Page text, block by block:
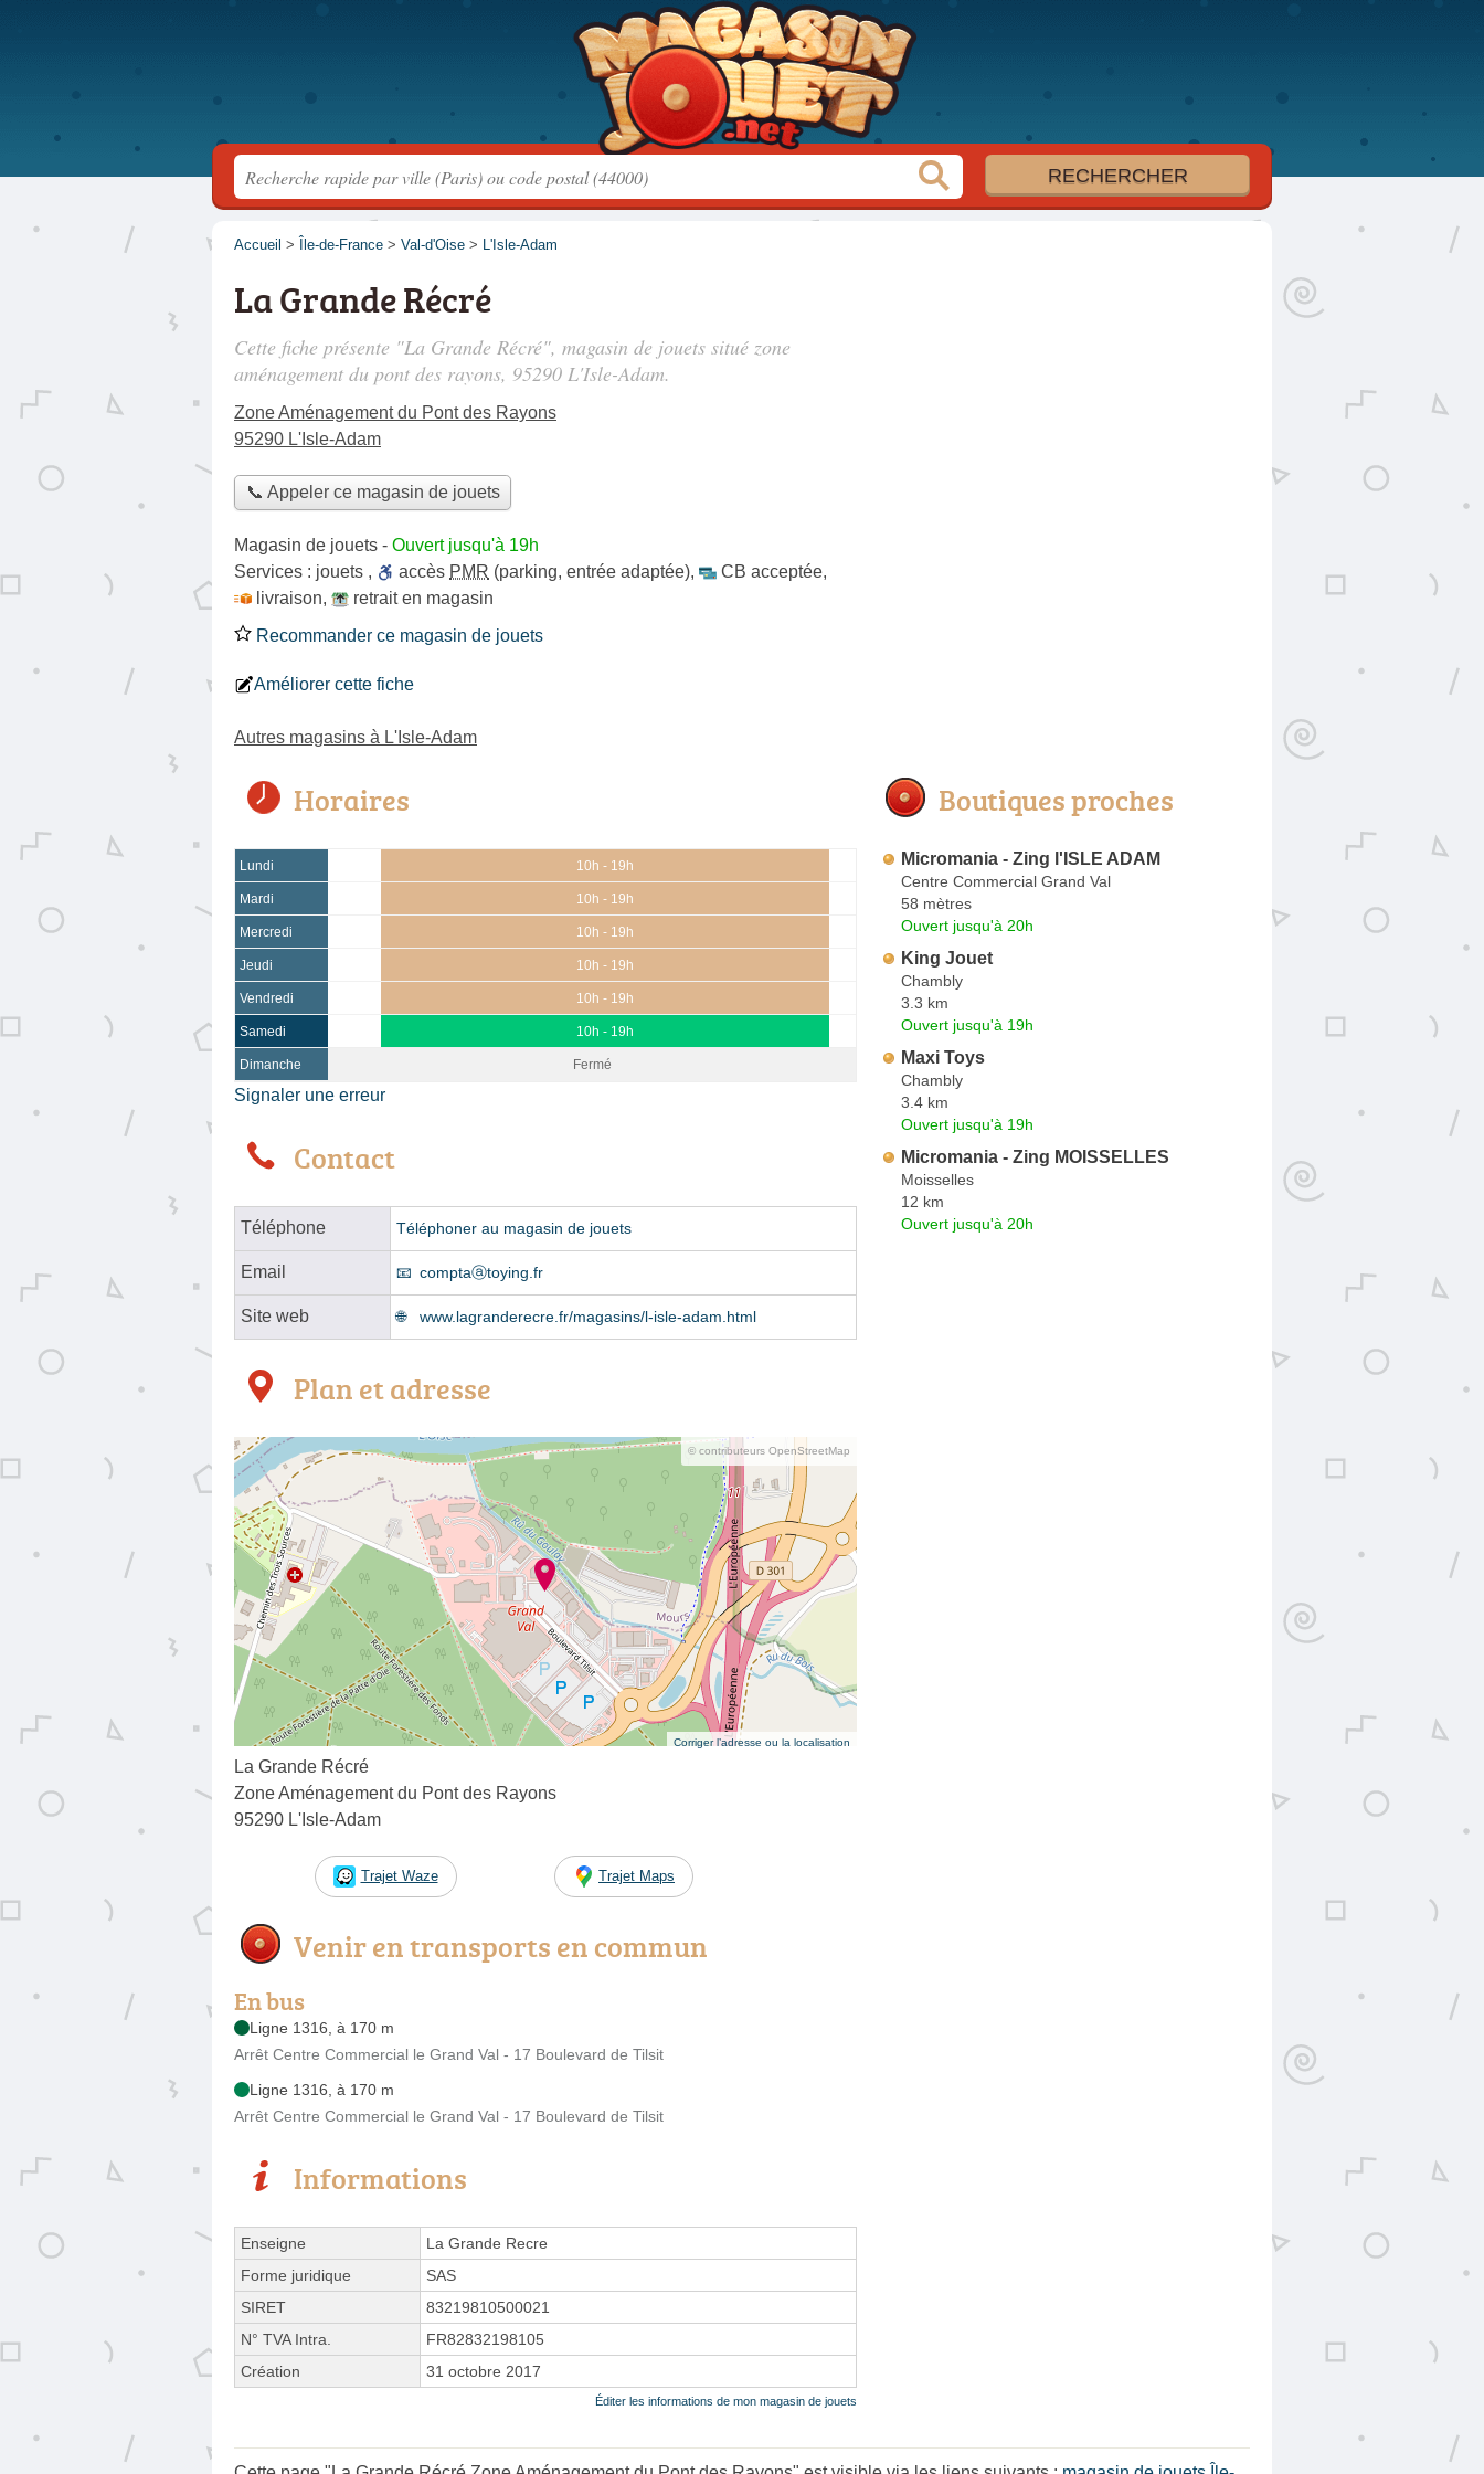
Accueil > Île-de-France > Val-d'Oise > L'Isle-Adam
La Grande Récré
Cette fiche présente "La Grande Récré", magasin de jouets situé zone
aménagement du pont des rayons, 95290 L'Isle-Adam.
Zone Aménagement du Pont des Rayons
95290 L'Isle-Adam
📞 Appeler ce magasin de jouets
Magasin de jouets - Ouvert jusqu'à 19h
Services : jouets , accès PMR (parking, entrée adaptée), CB acceptée,
livraison,
retrait en magasin
Recommander ce magasin de jouets
Améliorer cette fiche
Autres magasins à L'Isle-Adam
Horaires
Lundi 10h - 19h
Mardi 10h - 19h
Mercredi 10h - 19h
Jeudi 10h - 19h
Vendredi 10h - 19h
Samedi 10h - 19h
Dimanche Fermé
Signaler une erreur
Contact
Téléphone Téléphoner au magasin de jouets
Email comptaⓐtoying.fr
Site web www.lagranderecre.fr/magasins/l-isle-adam.html
Plan et adresse
© contributeurs OpenStreetMap
Corriger l’adresse ou la localisation
La Grande Récré
Zone Aménagement du Pont des Rayons
95290 L'Isle-Adam
Trajet Waze Trajet Maps
Venir en transports en commun
En bus
Ligne 1316, à 170 m
Arrêt Centre Commercial le Grand Val - 17 Boulevard de Tilsit
Ligne 1316, à 170 m
Arrêt Centre Commercial le Grand Val - 17 Boulevard de Tilsit
Informations
Enseigne
La Grande Recre
Forme juridique
SAS
SIRET
83219810500021
N° TVA Intra.
FR82832198105
Création
31 octobre 2017
Éditer les informations de mon magasin de jouets
Boutiques proches
Micromania - Zing l'ISLE ADAM
Centre Commercial Grand Val
58 mètres
Ouvert jusqu'à 20h
King Jouet
Chambly
3.3 km
Ouvert jusqu'à 19h
Maxi Toys
Chambly
3.4 km
Ouvert jusqu'à 19h
Micromania - Zing MOISSELLES
Moisselles
12 km
Ouvert jusqu'à 20h